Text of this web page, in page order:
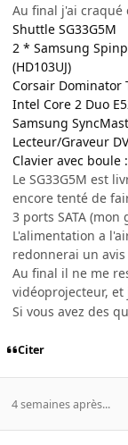
Au final j'ai craqué
Shuttle SG33G5M
2 * Samsung
(HD103UJ)
Corsair Dominator
Intel Core 2 Duo
Samsung
Lecteur/Graveur
Clavier avec boule
Le SG33G5M est
encore tenté de
3 ports SATA (mon
L'alimentation a
redonnerai un
Au final il ne me
vidéoprojecteur, et
Si vous avez des
Citer
4 semaines après...